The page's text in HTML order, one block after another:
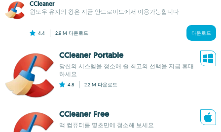
CCleaner
윈도우 유지의 왕은 지금 안드로이드에서 이용가능합니다
4.4 2.9 M 다운로드 다운로드
CCleaner Portable
당신의 시스템을 청소해 줄 최고의 선택을 지금 휴대
하세요
4.8 2.2 M 다운로드
CCleaner Free
맥 컴퓨터를 몇초만에 청소해 보세요